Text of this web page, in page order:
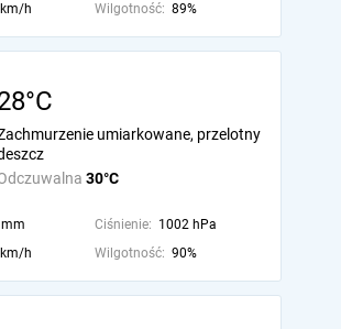
h Wilgotność: 89%
30°C
umiarkowane, przelotny
Ciśnienie: 1002 hPa
h Wilgotność: 90%